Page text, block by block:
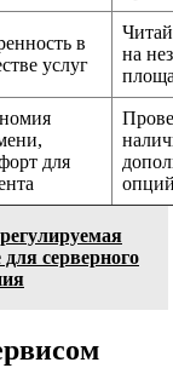
в
услуг
на
для
серверного